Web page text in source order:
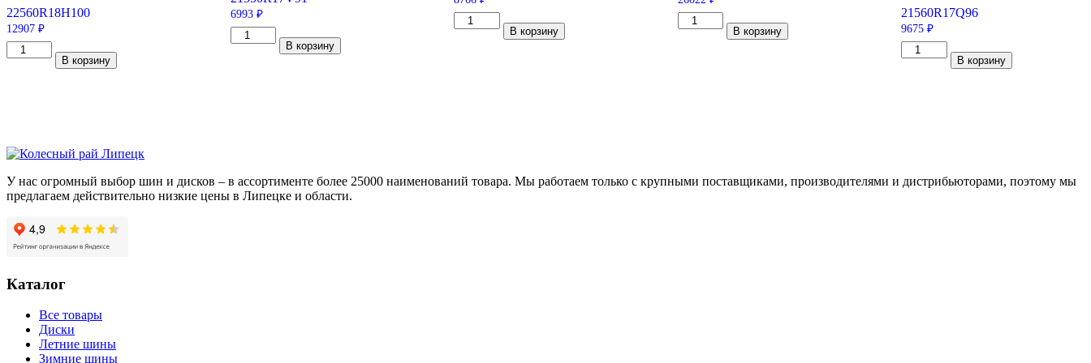
22560R18H100
12907 ₽
Количество
товара
225/60/R18
100
H
В корзину
6993 ₽
Количество
товара
В корзину
Количество
товара
В корзину
Количество
товара
В корзину
21560R17Q96
9675₽
Количество
товара
Q
В корзину
У нас огромный выбор шин и дисков – в ассортименте более 25000 наименований товара. Мы работаем только с крупными поставщиками, производителями и дистрибьюторами, поэтому мы
предлагаем действительно низкие цены в Липецке и области.
Каталог
Все товары
Диски
Летние шины
Зимние шины